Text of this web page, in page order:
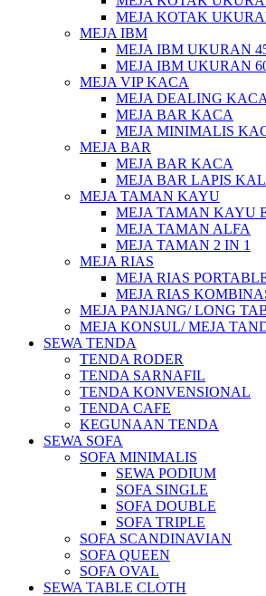
MEJA KOTAK
MEJA IBM
MEJA IBM UKURAN
MEJA IBM UKURAN
MEJA VIP KACA
MEJA DEALING KACA
MEJA BAR KACA
MEJA MINIMALIS
MEJA BAR
MEJA BAR KACA
MEJA BAR LAPIS
MEJA TAMAN KAYU
MEJA TAMAN KAYU
MEJA TAMAN ALFA
MEJA TAMAN 2 IN 1
MEJA RIAS
MEJA RIAS
MEJA RIAS
MEJA PANJANG/ LONG
MEJA KONSUL/ MEJA
SEWA TENDA
TENDA RODER
TENDA SARNAFIL
TENDA KONVENSIONAL
TENDA CAFE
KEGUNAAN TENDA
SEWA SOFA
SOFA MINIMALIS
SEWA PODIUM
SOFA SINGLE
SOFA DOUBLE
SOFA TRIPLE
SOFA SCANDINAVIAN
SOFA QUEEN
SOFA OVAL
SEWA TABLE CLOTH